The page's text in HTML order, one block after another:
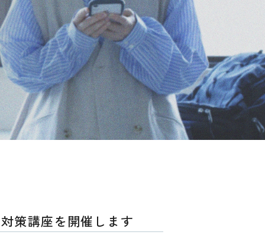
策講座を開催します